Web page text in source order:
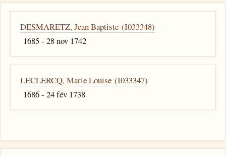
DESMARETZ, Jean Baptiste (I033348)
1685 - 28 nov 1742
LECLERCQ, Marie Louise (I033347)
1686 - 24 fév 1738